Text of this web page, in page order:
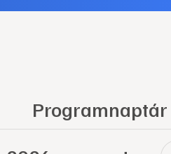
Programnaptár